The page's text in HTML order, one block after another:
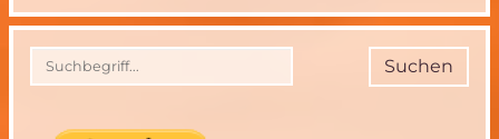
ihr
Projekt
“V-
Suchen